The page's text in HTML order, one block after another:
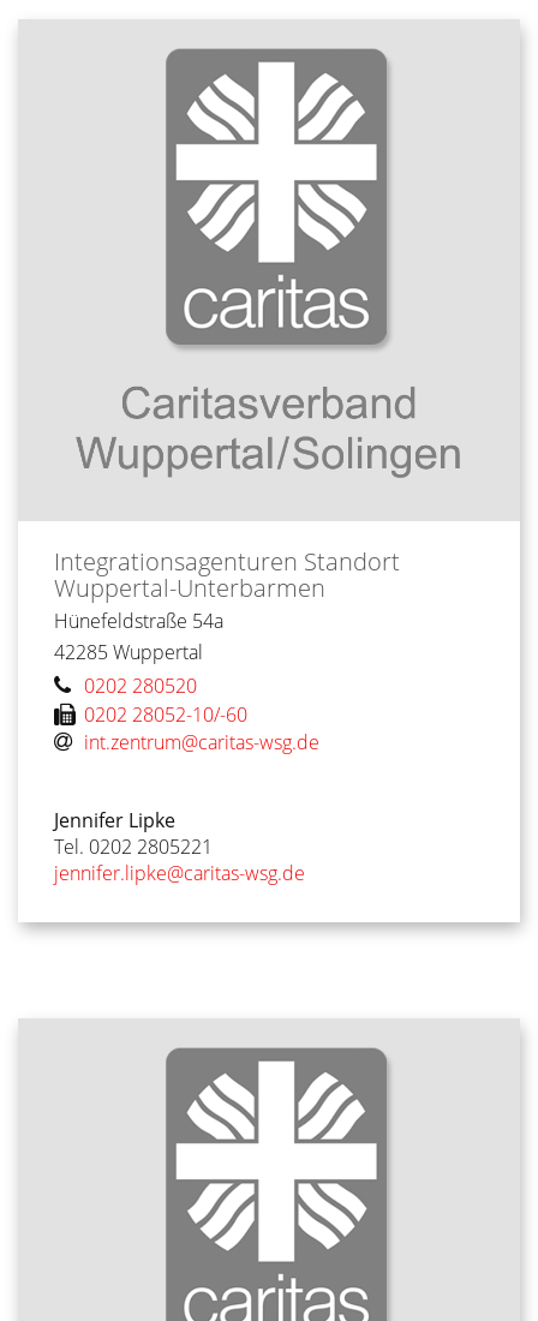
Integrationsagenturen Standort
Wuppertal-Unterbarmen
Hünefeldstraße 54a
42285Wuppertal
0202 280520
0202 28052-10/-60
int.zentrum@caritas-wsg.de
Jennifer Lipke
Tel. 0202 2805221
jennifer.lipke@caritas-wsg.de